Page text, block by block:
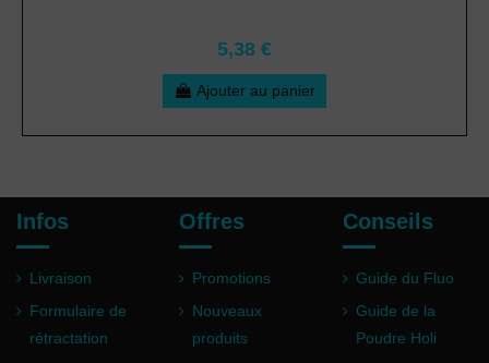
5,38 €
Ajouter au panier
Infos
Livraison
Formulaire de
rétractation
Offres
Promotions
Nouveaux
produits
Conseils
Guide du Fluo
Guide de la
Poudre Holi